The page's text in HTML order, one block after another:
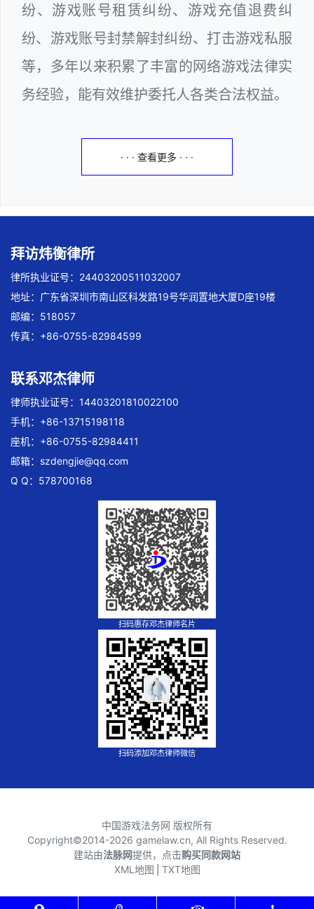
纷、游戏账号租赁纠纷、游戏充值退费纠
纷、游戏账号封禁解封纠纷、打击游戏私服
等，多年以来积累了丰富的网络游戏法律实
务经验，能有效维护委托人各类合法权益。
· · · 查看更多 · · ·
拜访炜衡律所
律所执业证号：24403200511032007
地址：广东省深圳市南山区科发路19号华润置地大厦D座19楼
邮编：518057
传真：+86-0755-82984599
联系邓杰律师
律师执业证号：14403201810022100
手机：+86-13715198118
座机：+86-0755-82984411
邮箱： szdengjie@qq.com
Q Q：578700168
扫码惠存邓杰律师名片
扫码添加邓杰律师微信
中国游戏法务网 版权所有
Copyright©2014-2026 gamelaw.cn, All Rights Reserved.
建站由法脉网提供，点击购买同款网站
XML地图 TXT地图